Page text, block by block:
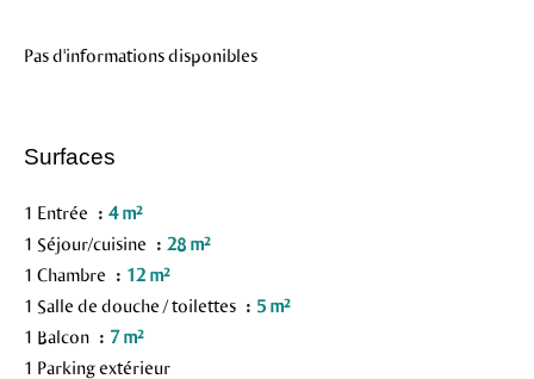
Pas d'informations disponibles
Surfaces
1 Entrée
4 m²
1 Séjour/cuisine
28 m²
1 Chambre
12 m²
1 Salle de douche / toilettes
5 m²
1 Balcon
7 m²
1 Parking extérieur